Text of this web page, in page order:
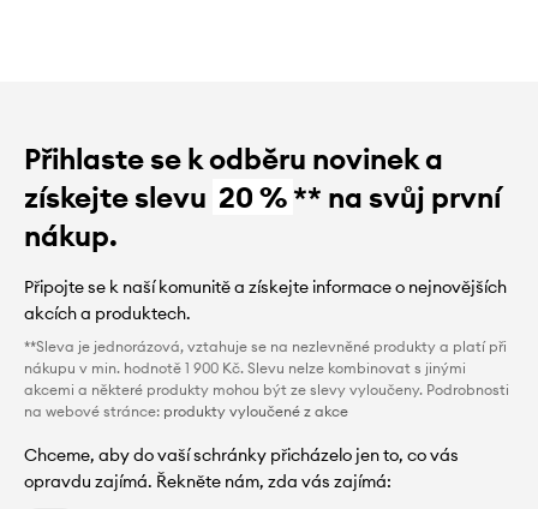
Přihlaste se k odběru novinek a
získejte slevu 20 %** na svůj první
nákup.
Připojte se k naší komunitě a získejte informace o nejnovějších
akcích a produktech.
**Sleva je jednorázová, vztahuje se na nezlevněné produkty a platí při
nákupu v min. hodnotě 1 900 Kč. Slevu nelze kombinovat s jinými
akcemi a některé produkty mohou být ze slevy vyloučeny. Podrobnosti
na webové stránce: produkty vyloučené z akce
Chceme, aby do vaší schránky přicházelo jen to, co vás
opravdu zajímá. Řekněte nám, zda vás zajímá: